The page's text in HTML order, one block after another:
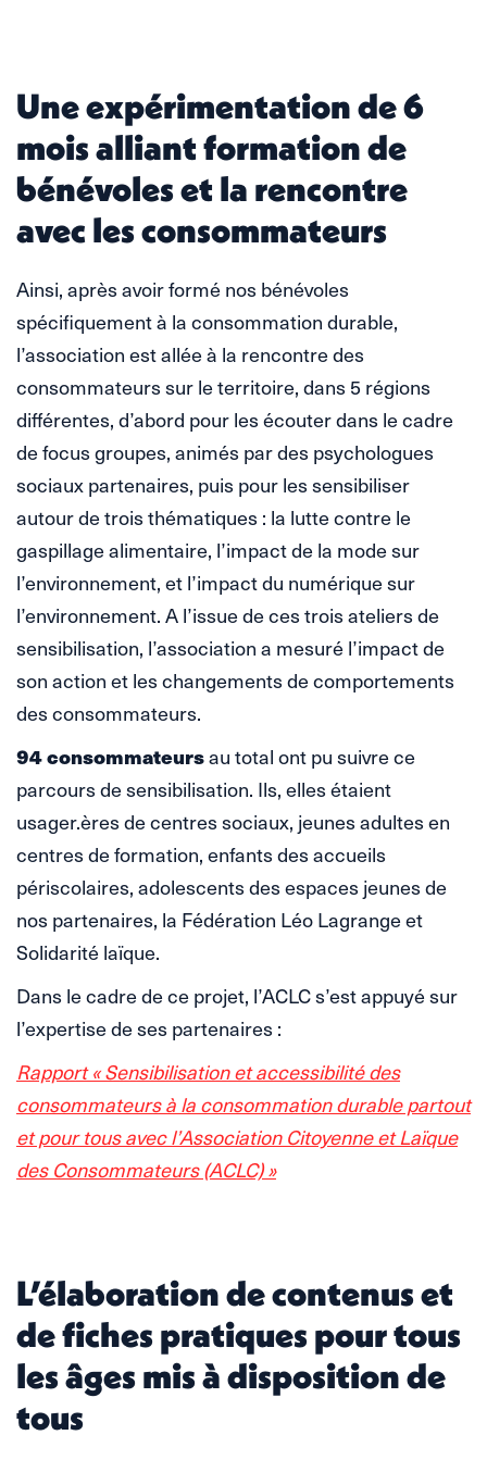
Une expérimentation de 6
mois alliant formation de
bénévoles et la rencontre
avec les consommateurs
Ainsi, après avoir formé nos bénévoles
spécifiquement à la consommation durable,
l’association est allée à la rencontre des
consommateurs sur le territoire, dans 5 régions
différentes, d’abord pour les écouter dans le cadre
de focus groupes, animés par des psychologues
sociaux partenaires, puis pour les sensibiliser
autour de trois thématiques : la lutte contre le
gaspillage alimentaire, l’impact de la mode sur
l’environnement, et l’impact du numérique sur
l’environnement. A l’issue de ces trois ateliers de
sensibilisation, l’association a mesuré l’impact de
son action et les changements de comportements
des consommateurs.
94 consommateursau total ont pu suivre ce
parcours de sensibilisation. Ils, elles étaient
usager.ères de centres sociaux, jeunes adultes en
centres de formation, enfants des accueils
périscolaires, adolescents des espaces jeunes de
nos partenaires, la Fédération Léo Lagrange et
Solidarité laïque.
Dans le cadre de ce projet, l’ACLC s’est appuyé sur
l’expertise de ses partenaires :
Rapport « Sensibilisation et accessibilité des
consommateurs à la consommation durable partout
et pour tous avec l’Association Citoyenne et Laïque
des Consommateurs (ACLC) »
L’élaboration de contenus et
de fiches pratiques pour tous
les âges mis à disposition de
tous